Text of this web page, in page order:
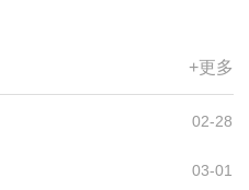
+更多
02-28
03-01